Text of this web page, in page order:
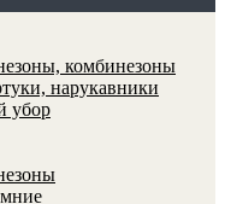
комбинезоны
нарукавники
убор